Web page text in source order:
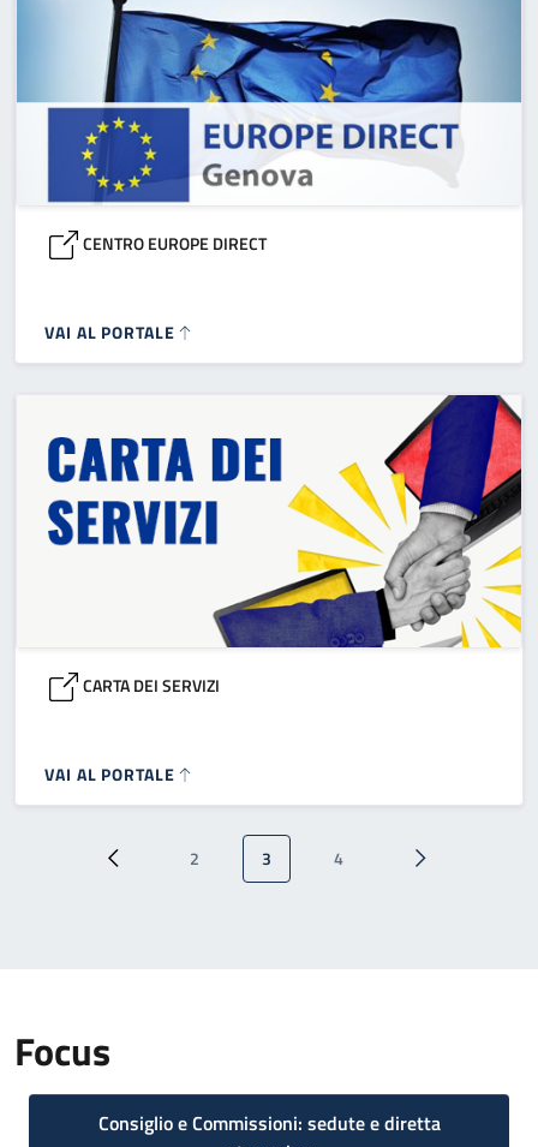
CENTRO EUROPE DIRECT
VAI AL PORTALE
CARTA DEI SERVIZI
VAI AL PORTALE
Paginazione
Pagina precedente
Pagina
2 Pagina attuale
3 Pagina
4 Pagina
Focus
Consiglio e Commissioni: sedute e diretta